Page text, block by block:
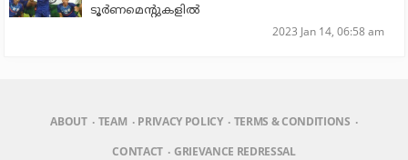
ടൂർണമെന്റുകളിൽ
2023 Jan 14, 06:58 am
ABOUT TEAM PRIVACY POLICY
TERMS & CONDITIONS
CONTACT
GRIEVANCE REDRESSAL